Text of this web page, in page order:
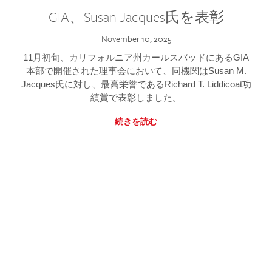
GIA、Susan Jacques氏を表彰
November 10, 2025
11月初旬、カリフォルニア州カールスバッドにあるGIA
本部で開催された理事会において、同機関はSusan M.
Jacques氏に対し、最高栄誉であるRichard T. Liddicoat功
績賞で表彰しました。
続きを読む